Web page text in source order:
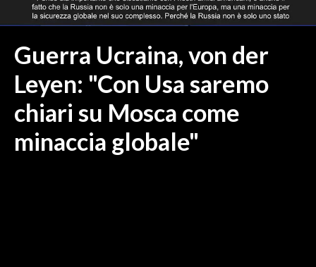
OGLIASTRA
ITALIA
MONDO
POLITICA
Guerra Ucraina, von der
Leyen: "Con Usa saremo
chiari su Mosca come
minaccia globale"